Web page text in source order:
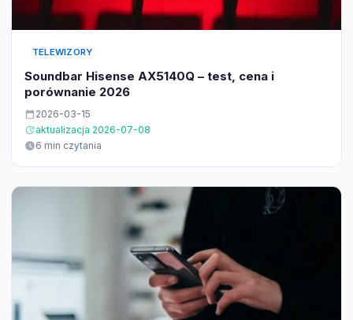
TELEWIZORY
Soundbar Hisense AX5140Q – test, cena i
porównanie 2026
2026-03-15
aktualizacja 2026-07-08
6 min czytania